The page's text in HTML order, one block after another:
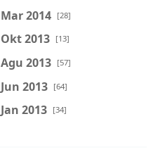
Mar 2014 [28]
Okt 2013 [13]
Agu 2013 [57]
Jun 2013 [64]
Jan 2013 [34]